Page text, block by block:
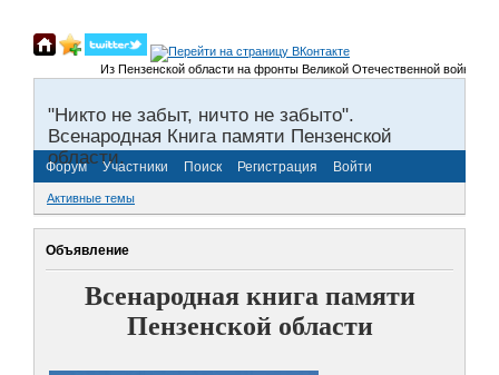
Из Пензенской области на фронты Великой Отечественной войны было
"Никто не забыт, ничто не забыто".
Всенародная Книга памяти Пензенской
области.
Форум Участники Поиск Регистрация Войти
Активные темы
Объявление
Всенародная книга памяти
Пензенской области